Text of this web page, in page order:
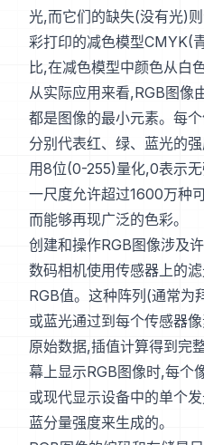
光,而它们的缺失(没有光)
彩打印的减色模型CMYK(
比,在减色模型中颜色从白
从实际应用来看,RGB图像
都是图像的最小元素。每
分别代表红、绿、蓝光的
用8位(0-255)量化,0表示
一尺度允许超过1600万种
而能够再现广泛的色彩。
创建和操作RGB图像涉及
数码相机使用传感器上的
RGB值。这种阵列(通常为
或蓝光通过到每个传感器
原始数据,插值计算得到完
幕上显示RGB图像时,每个
或现代显示设备中的单个
蓝分量强度来生成的。